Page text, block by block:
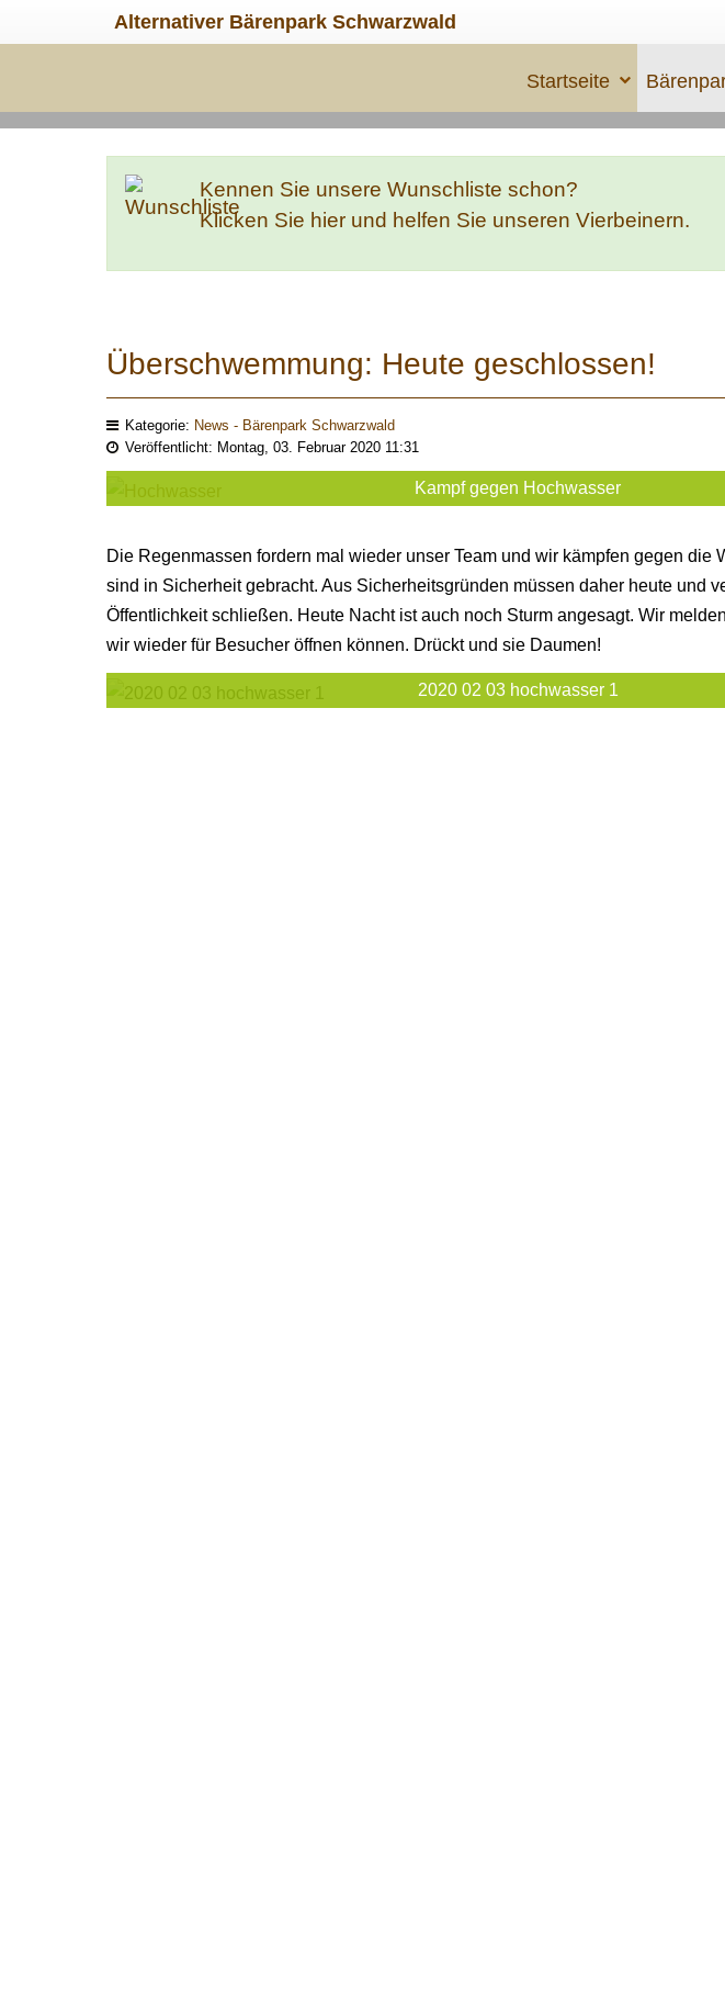
Alternativer Bärenpark Schwarzwald
Startseite
Kennen Sie unsere Wunschliste schon?
Klicken Sie hier und helfen Sie unseren Vierbeinern.
Überschwemmung: Heute geschlossen!
Kategorie: News - Bärenpark Schwarzwald
Veröffentlicht: Montag, 03. Februar 2020 11:31
Kampf gegen Hochwasser
Die Regenmassen fordern mal wieder unser Team und wir kämpfen gegen die
sind in Sicherheit gebracht. Aus Sicherheitsgründen müssen daher heute und
Öffentlichkeit schließen. Heute Nacht ist auch noch Sturm angesagt. Wir
wir wieder für Besucher öffnen können. Drückt und sie Daumen!
2020 02 03 hochwasser 1